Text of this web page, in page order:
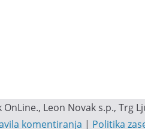
Leon Novak s.p., Trg
komentiranja | Politika